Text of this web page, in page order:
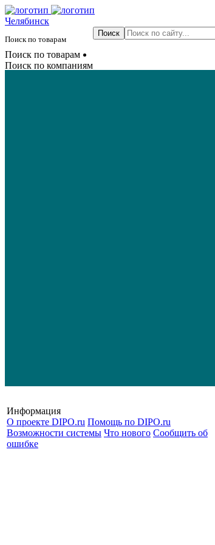
Челябинск
Поиск по товарам
Поиск по товарам
Поиск по компаниям
Информация
О проекте DIPO.ru Помощь по DIPO.ru
Возможности системы Что нового Сообщить об
ошибке